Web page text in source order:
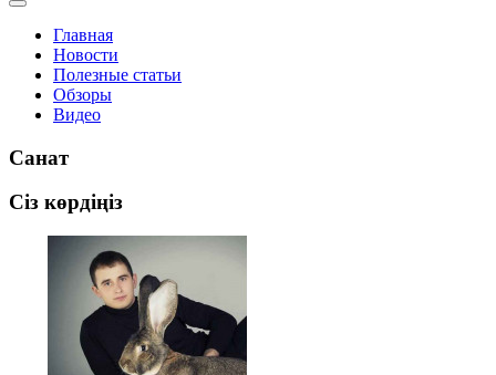
Главная
Новости
Полезные статьи
Обзоры
Видео
Санат
Сіз көрдіңіз